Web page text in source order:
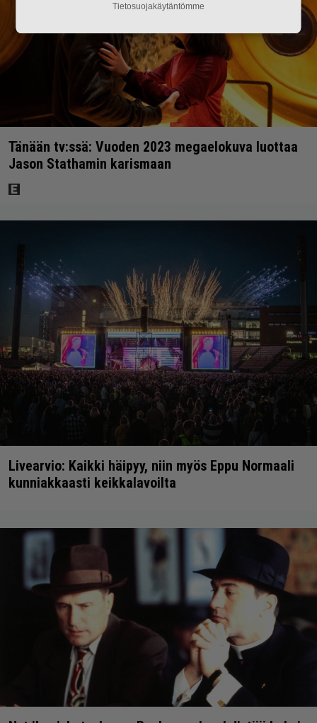
Tänään tv:ssä: Vuoden 2023 megaelokuva luottaa
Jason Stathamin karismaan
Livearvio: Kaikki häipyy, niin myös Eppu Normaali
kunniakkaasti keikkalavoilta
Tietosuojakäytäntömme